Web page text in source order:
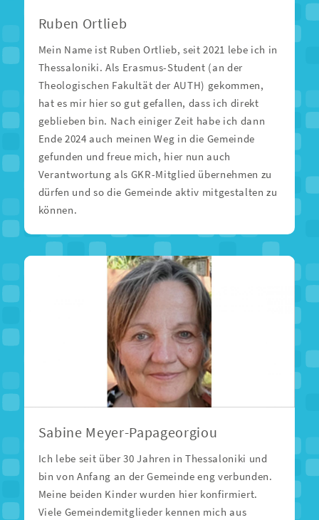
Ruben Ortlieb
Mein Name ist Ruben Ortlieb, seit 2021 lebe ich in
Thessaloniki. Als Erasmus-Student (an der
Theologischen Fakultät der AUTH) gekommen,
hat es mir hier so gut gefallen, dass ich direkt
geblieben bin. Nach einiger Zeit habe ich dann
Ende 2024 auch meinen Weg in die Gemeinde
gefunden und freue mich, hier nun auch
Verantwortung als GKR-Mitglied übernehmen zu
dürfen und so die Gemeinde aktiv mitgestalten zu
können.
Sabine Meyer-Papageorgiou
Ich lebe seit über 30 Jahren in Thessaloniki und
bin von Anfang an der Gemeinde eng verbunden.
Meine beiden Kinder wurden hier konfirmiert.
Viele Gemeindemitglieder kennen mich aus